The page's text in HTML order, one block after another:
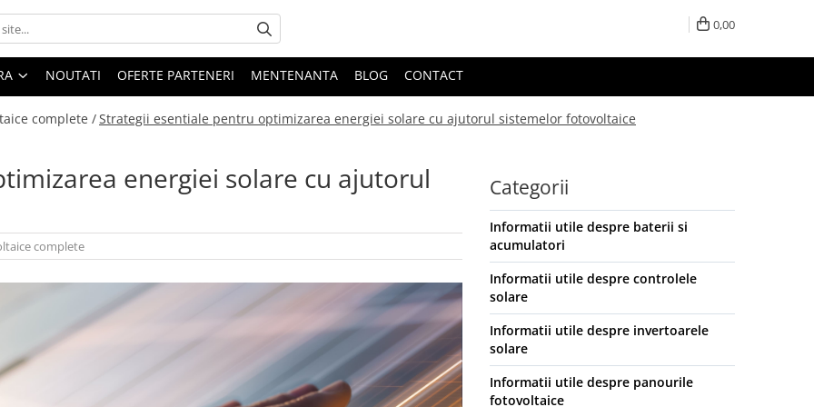
0,00
NOUTATI OFERTE PARTENERI MENTENANTA BLOG CONTACT
complete /Strategii esentiale pentru optimizarea energiei solare cu ajutorul sistemelor fotovoltaice
energiei solare cu ajutorul
complete
Categorii
Informatii utile despre baterii si
acumulatori
Informatii utile despre controlele
solare
Informatii utile despre invertoarele
solare
Informatii utile despre panourile
fotovoltaice